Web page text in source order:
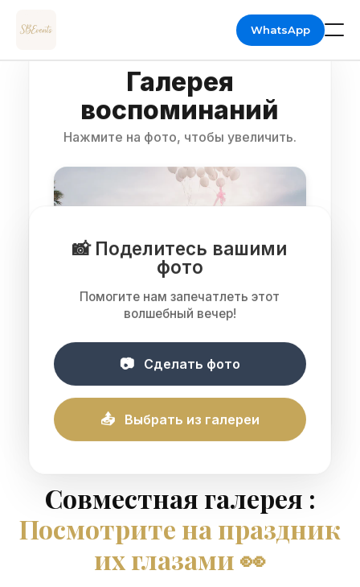
WhatsApp
УСЛУГИ
🪑 ПЛАН РАССАДКИ
FRENESITHE
Галерея
воспоминаний
Нажмите на фото, чтобы увеличить.
📸 Поделитесь вашими
фото
Помогите нам запечатлеть этот
волшебный вечер!
📷 Сделать фото
📤 Выбрать из галереи
Совместная галерея :
Посмотрите на праздник
их глазами 👀